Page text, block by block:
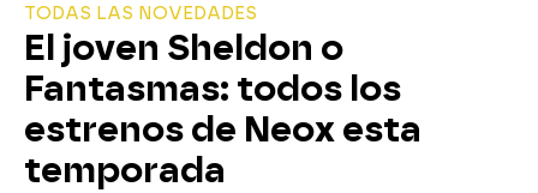
TODAS LAS NOVEDADES
El joven Sheldon o
Fantasmas: todos los
estrenos de Neox esta
temporada